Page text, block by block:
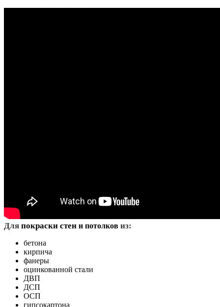
Для покраски стен и потолков из:
бетона
кирпича
фанеры
оцинкованной стали
ДВП
ДСП
ОСП
гипсокартона